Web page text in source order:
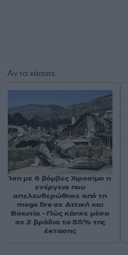
Αν τα χάσατε
Ίση με 6 βόμβες Χιροσίμα η
ενέργεια που
απελευθερώθηκε από τη
mega fire σε Αττική και
Βοιωτία - Πώς κάηκε μέσα
σε 2 βράδια το 55% της
έκτασης